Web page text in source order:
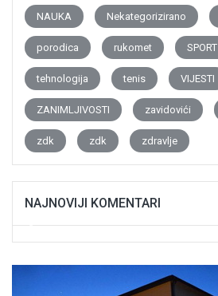
NAUKA Nekategorizirano
porodica rukomet SPORT
tehnologija tenis VIJESTI
ZANIMLJIVOSTI zavidovići
zdk zdk zdravlje
NAJNOVIJI KOMENTARI